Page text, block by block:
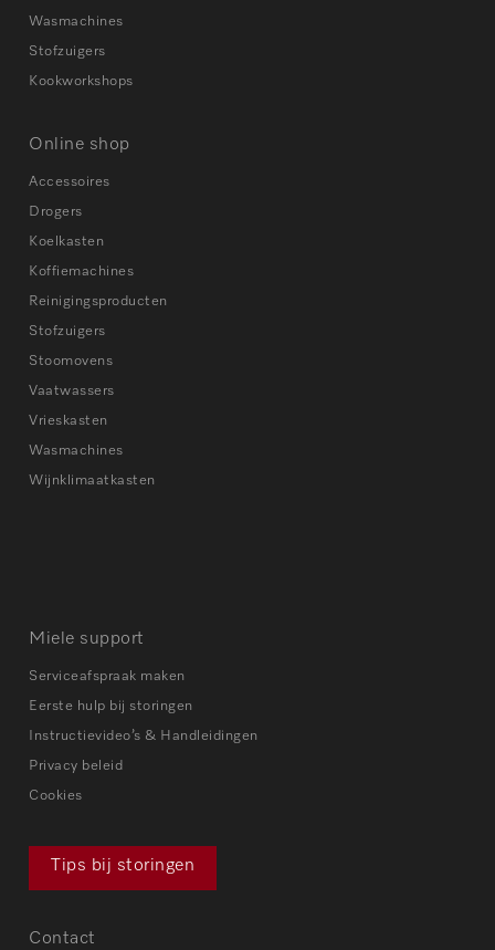
Wasmachines
Stofzuigers
Kookworkshops
Online shop
Accessoires
Drogers
Koelkasten
Koffiemachines
Reinigingsproducten
Stofzuigers
Stoomovens
Vaatwassers
Vrieskasten
Wasmachines
Wijnklimaatkasten
Miele support
Serviceafspraak maken
Eerste hulp bij storingen
Instructievideo’s & Handleidingen
Privacy beleid
Cookies
Tips bij storingen
Contact